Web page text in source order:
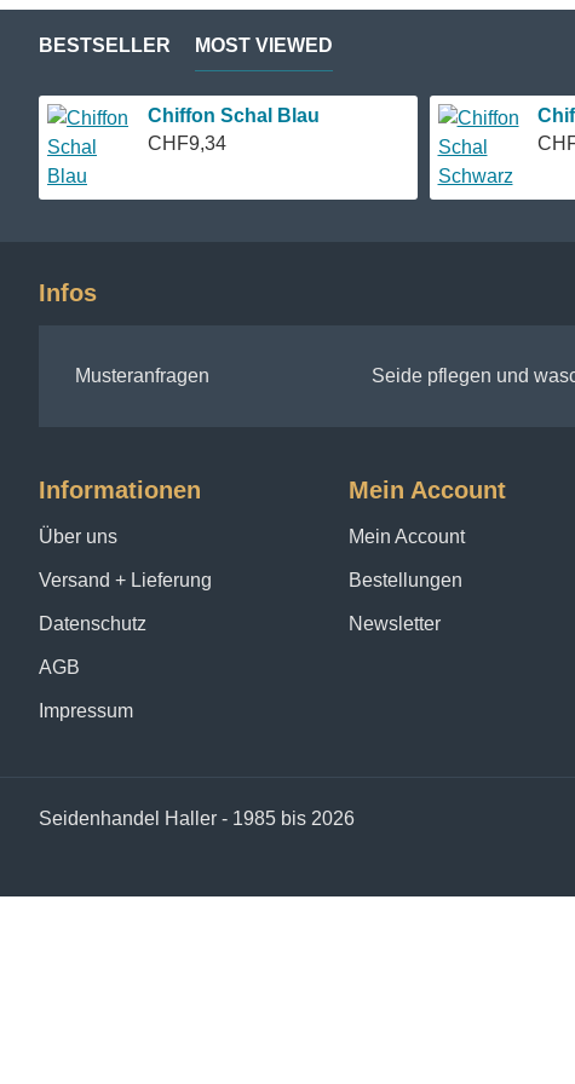
Intensität zu erreichen, die die Sinne berührt und die
Der Crepe Satin Seidenstoff in Deep Burgundy
ist mehr
können. Mit seiner reichen Farbpalette und den
Entdecken Sie die Welt von Crepe Satin und lassen Sie
#20 Deep Burgundy
#18 Astrantia
#17 Foxglove
#14 Sugar Coated
#12 Fiesta Rose
Textildesignern und Schneidern sehr gerne gewählt, wenn
BESTSELLER MOST VIEWED
Chiffon Schal Blau
CHF9,34
Infos
Musteranfragen Seide pflegen und
Informationen
Über uns
Versand + Lieferung
Datenschutz
AGB
Impressum
Mein Account
Mein Account
Bestellungen
Newsletter
Seidenhandel Haller - 1985 bis 2026